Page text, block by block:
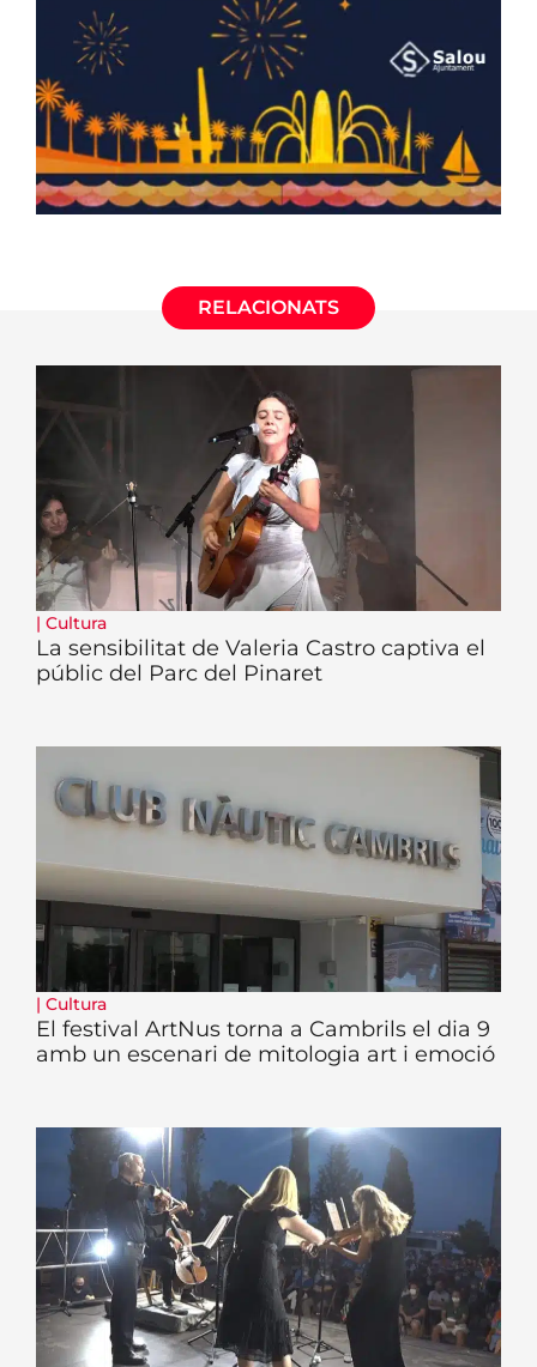
RELACIONATS
| Cultura
La sensibilitat de Valeria Castro captiva el
públic del Parc del Pinaret
| Cultura
El festival ArtNus torna a Cambrils el dia 9
amb un escenari de mitologia art i emoció